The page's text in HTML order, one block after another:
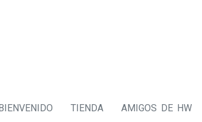
TIENDA AMIGOS DE HW